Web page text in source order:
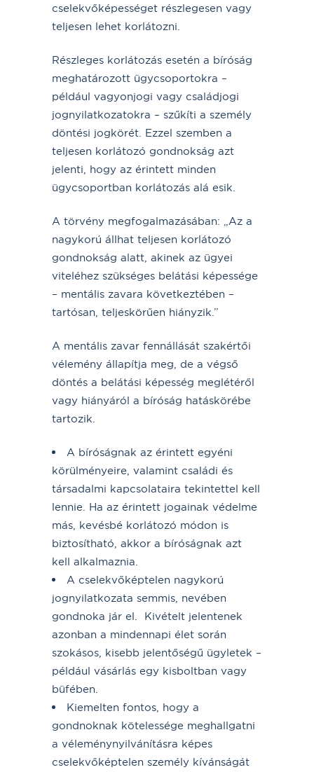
cselekvőképességet részlegesen vagy
teljesen lehet korlátozni.
Részleges korlátozás esetén a bíróság
meghatározott ügycsoportokra –
például vagyonjogi vagy családjogi
jognyilatkozatokra – szűkíti a személy
döntési jogkörét. Ezzel szemben a
teljesen korlátozó gondnokság azt
jelenti, hogy az érintett minden
ügycsoportban korlátozás alá esik.
A törvény megfogalmazásában: „Az a
nagykorú állhat teljesen korlátozó
gondnokság alatt, akinek az ügyei
viteléhez szükséges belátási képessége
– mentális zavara következtében –
tartósan, teljeskörűen hiányzik.”
A mentális zavar fennállását szakértői
vélemény állapítja meg, de a végső
döntés a belátási képesség meglétéről
vagy hiányáról a bíróság hatáskörébe
tartozik.
A bíróságnak az érintett egyéni
körülményeire, valamint családi és
társadalmi kapcsolataira tekintettel kell
lennie. Ha az érintett jogainak védelme
más, kevésbé korlátozó módon is
biztosítható, akkor a bíróságnak azt
kell alkalmaznia.
A cselekvőképtelen nagykorú
jognyilatkozata semmis, nevében
gondnoka jár el. Kivételt jelentenek
azonban a mindennapi élet során
szokásos, kisebb jelentőségű ügyletek –
például vásárlás egy kisboltban vagy
büfében.
Kiemelten fontos, hogy a
gondnoknak kötelessége meghallgatni
a véleménynyilvánításra képes
cselekvőképtelen személy kívánságát